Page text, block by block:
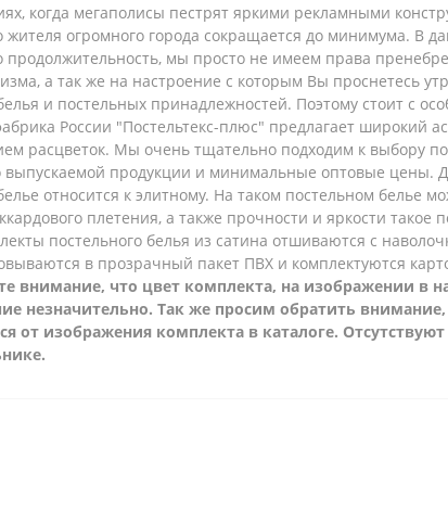
когда мегаполисы пестрят яркими рекламными
огромного города сокращается до минимума. В
продолжительность, мы просто не имеем права
а так же на настроение с которым Вы проснетесь
и постельных принадлежностей. Поэтому стоит с
России "Постельтекс-плюс" предлагает широкий
расцветок. Мы очень тщательно подходим к выбору
выпускаемой продукции и минимальные оптовые цены.
относится к элитному. На таком постельном белье
плетения, а также прочности и яркости такое
постельного белья из сатина отшиваются с
в прозрачный пакет ПВХ и комплектуются
внимание, что цвет комплекта, на изображении в
незначительно. Так же просим обратить
от изображения комплекта в каталоге. Отсутствуют